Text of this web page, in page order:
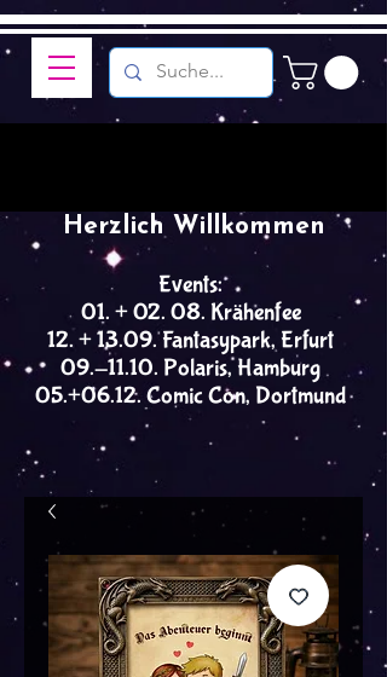
Events:
01. + 02. 08. Krähenfee
12. + 13.09. Fantasypark, Erfurt
09.-11.10. Polaris, Hamburg
05.+06.12. Comic Con, Dortmund
Herzlich Willkommen